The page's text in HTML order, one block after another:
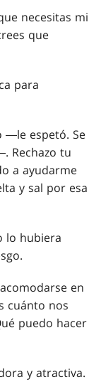
necesitas mi
que
para
―le espetó. Se
Rechazo tu
a ayudarme
y sal por esa
lo hubiera
en
cuánto nos
puedo hacer
y atractiva.